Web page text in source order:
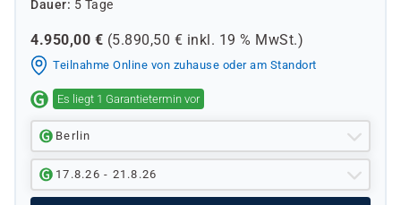
Dauer
5 Tage
4.950,00 € (5.890,50 € inkl. 19 % MwSt.)
Teilnahme Online von zuhause oder am Standort
Es liegt 1 Garantietermin vor
Berlin
17.8.26 - 21.8.26